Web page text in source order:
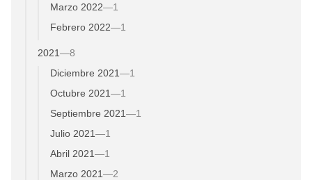
Marzo 2022—1
Febrero 2022—1
2021—8
Diciembre 2021—1
Octubre 2021—1
Septiembre 2021—1
Julio 2021—1
Abril 2021—1
Marzo 2021—2